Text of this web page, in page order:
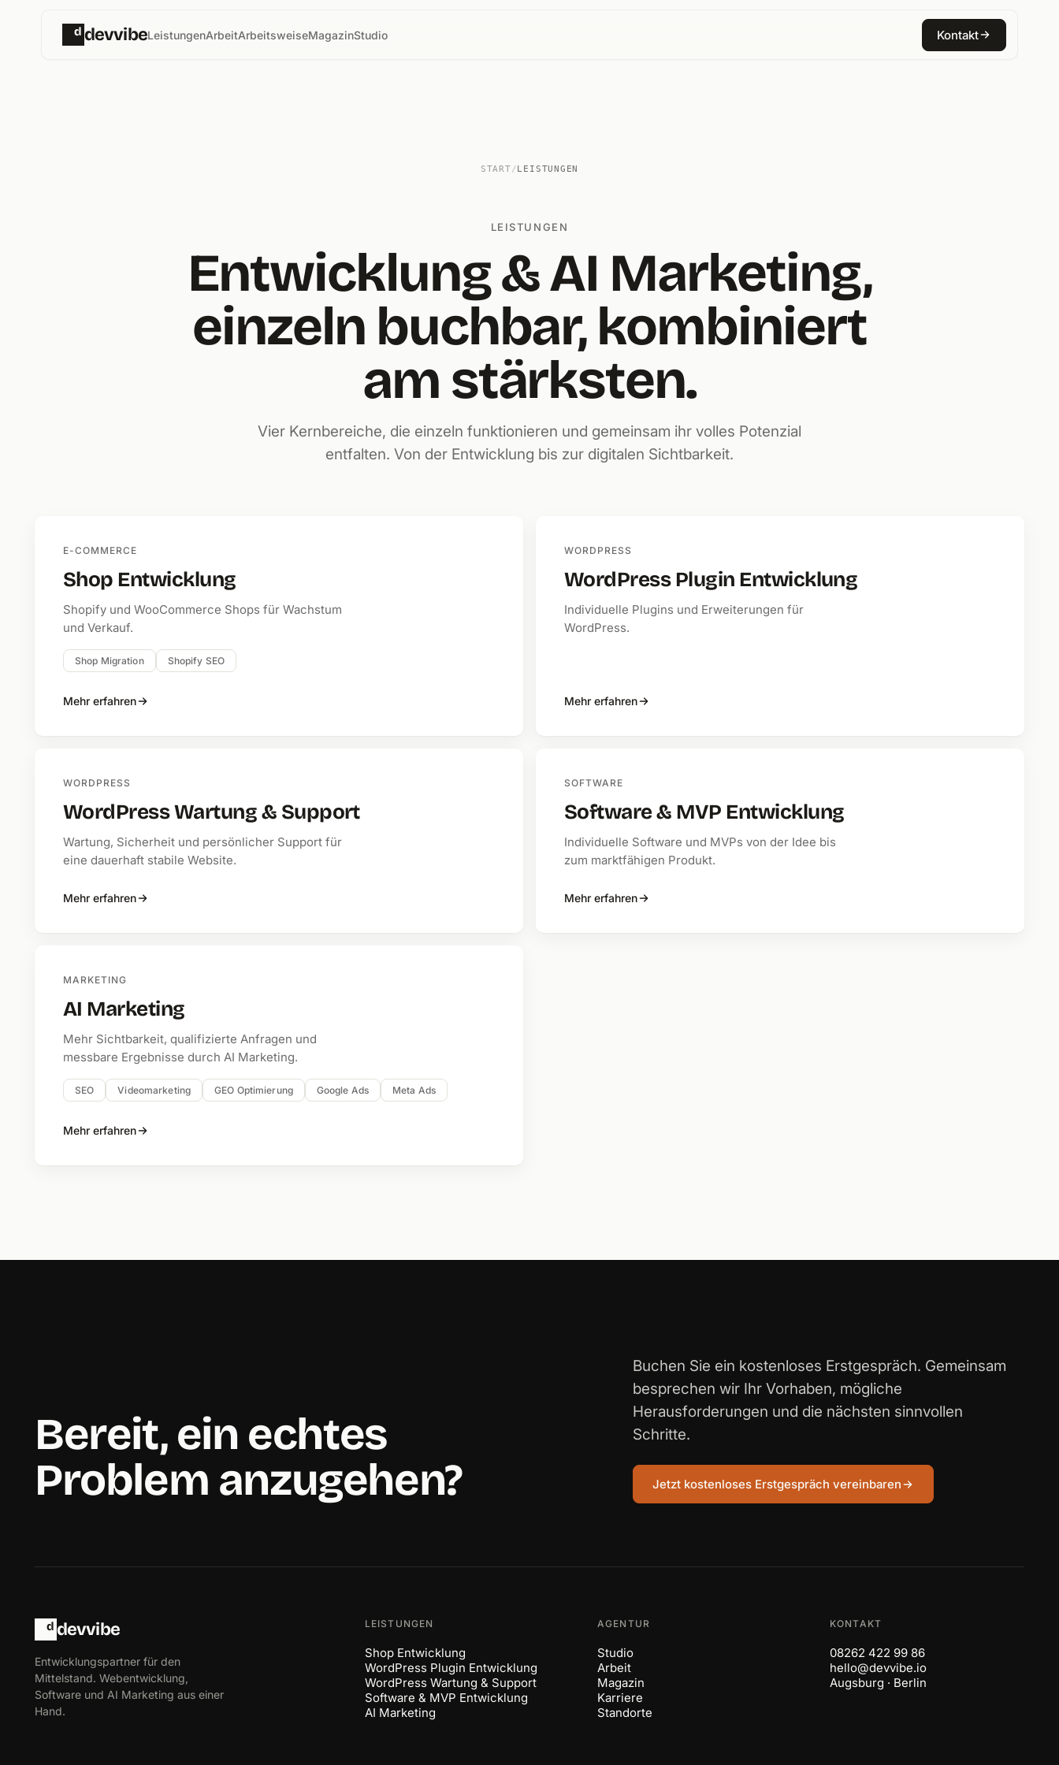
d devvibeLeistungenArbeitArbeitsweiseMagazinStudio Kontakt
START/LEISTUNGEN
LEISTUNGEN
Entwicklung & AI Marketing,
einzeln buchbar, kombiniert
am stärksten.
Vier Kernbereiche, die einzeln funktionieren und gemeinsam ihr volles Potenzial
entfalten. Von der Entwicklung bis zur digitalen Sichtbarkeit.
E-COMMERCE
Shop Entwicklung
Shopify und WooCommerce Shops für Wachstum
und Verkauf.
Shop Migration Shopify SEO
Mehr erfahren
WORDPRESS
WordPress Plugin Entwicklung
Individuelle Plugins und Erweiterungen für
WordPress.
Mehr erfahren
WORDPRESS
WordPress Wartung & Support
Wartung, Sicherheit und persönlicher Support für
eine dauerhaft stabile Website.
Mehr erfahren
SOFTWARE
Software & MVP Entwicklung
Individuelle Software und MVPs von der Idee bis
zum marktfähigen Produkt.
Mehr erfahren
MARKETING
AI Marketing
Mehr Sichtbarkeit, qualifizierte Anfragen und
messbare Ergebnisse durch AI Marketing.
SEO Videomarketing GEO Optimierung Google Ads Meta Ads
Mehr erfahren
Bereit, ein echtes
Problem anzugehen?
Buchen Sie ein kostenloses Erstgespräch. Gemeinsam
besprechen wir Ihr Vorhaben, mögliche
Herausforderungen und die nächsten sinnvollen
Schritte.
Jetzt kostenloses Erstgespräch vereinbaren
d devvibe
Entwicklungspartner für den
Mittelstand. Webentwicklung,
Software und AI Marketing aus einer
Hand.
LEISTUNGEN
Shop Entwicklung
WordPress Plugin Entwicklung
WordPress Wartung & Support
Software & MVP Entwicklung
AI Marketing
AGENTUR
Studio
Arbeit
Magazin
Karriere
Standorte
KONTAKT
08262 422 99 86
hello@devvibe.io
Augsburg · Berlin